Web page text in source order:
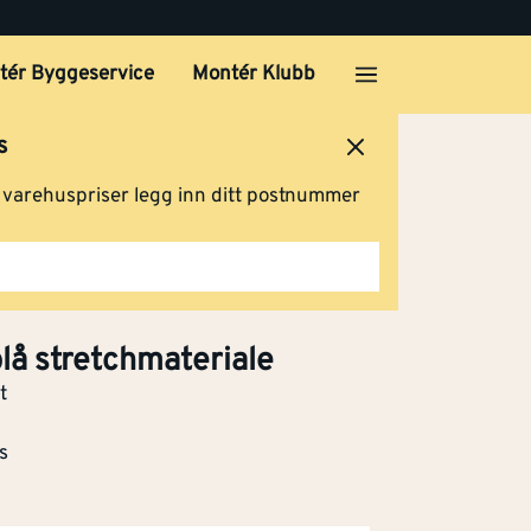
Byggeservice Montér Klubb
legg inn ditt postnummer
stretchmateriale